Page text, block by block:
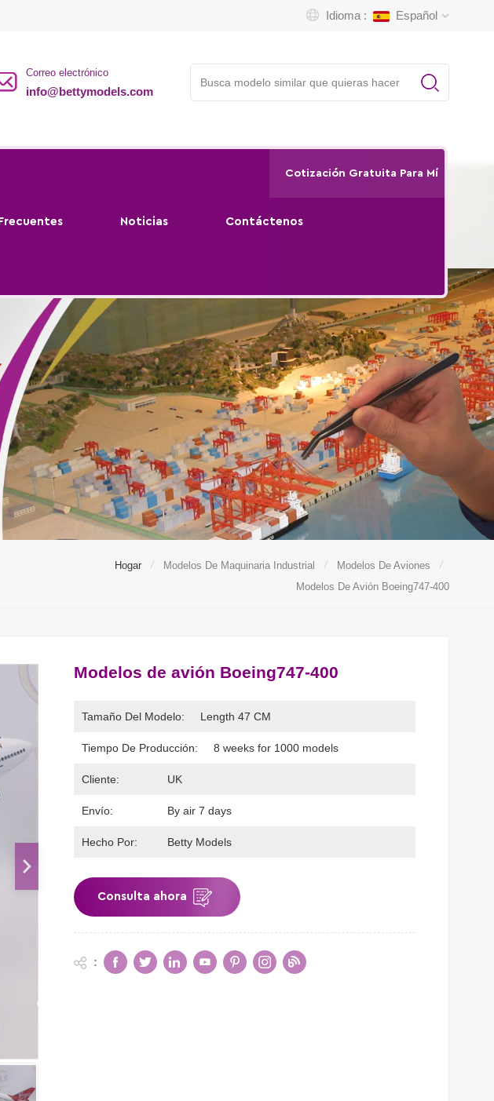
Idioma : Español
Correo electrónico
info@bettymodels.com
Cotización Gratuita Para Mí
Noticias Contáctenos
Hogar / Modelos De Maquinaria Industrial / Modelos De Aviones
/
Modelos De Avión Boeing747-400
Modelos de avión Boeing747-400
Tamaño Del Modelo: Length 47 CM
Tiempo De Producción: 8 weeks for 1000 models
Cliente: UK
Envío: By air 7 days
Hecho Por: Betty Models
Consulta ahora
: